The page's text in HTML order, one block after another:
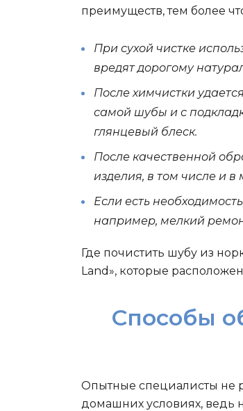
преимуществ, тем более
При сухой чистке
вредят дорогому
После химчистки
самой шубы и с
глянцевый блеск.
После качественной
изделия, в том числе и в
Если есть
например, мелкий
Где почистить шубу из
Land», которые
Способы
Опытные специалисты не
домашних условиях, ведь